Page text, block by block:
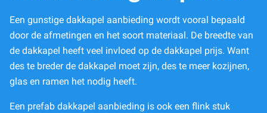
Een gunstige dakkapel aanbieding wordt vooral bepaald
door de afmetingen en het soort materiaal. De breedte van
de dakkapel heeft veel invloed op de dakkapel prijs. Want
des te breder de dakkapel moet zijn, des te meer kozijnen,
glas en ramen het nodig heeft.
Een prefab dakkapel aanbieding is ook een flink stuk